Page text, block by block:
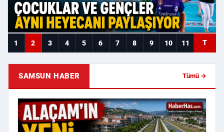
1 2 3 4 5 6 7 8 9 10 11 T
SAMSUN HABER Tümü →